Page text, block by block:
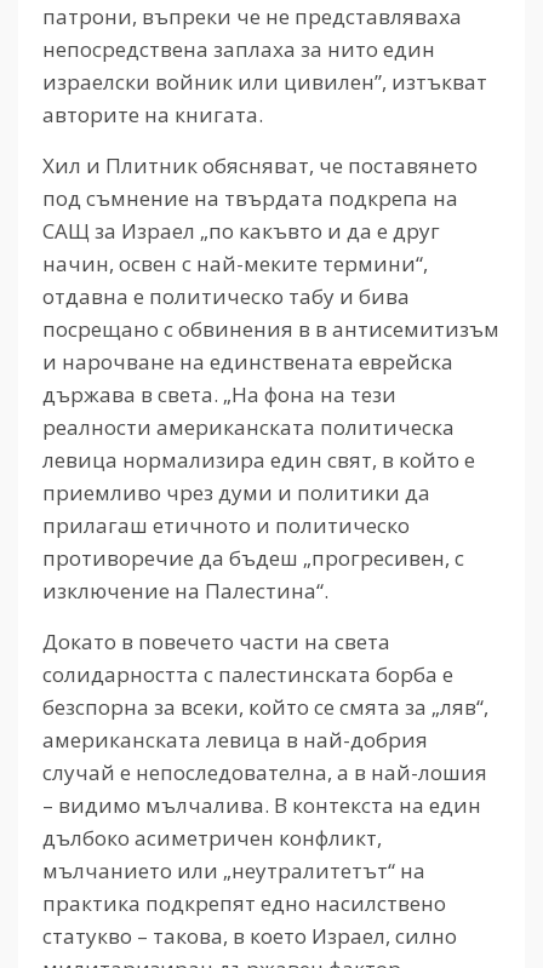
патрони, въпреки че не представляваха
непосредствена заплаха за нито един
израелски войник или цивилен”, изтъкват
авторите на книгата.
Хил и Плитник обясняват, че поставянето
под съмнение на твърдата подкрепа на
САЩ за Израел „по какъвто и да е друг
начин, освен с най-меките термини“,
отдавна е политическо табу и бива
посрещано с обвинения в в антисемитизъм
и нарочване на единствената еврейска
държава в света. „На фона на тези
реалности американската политическа
левица нормализира един свят, в който е
приемливо чрез думи и политики да
прилагаш етичното и политическо
противоречие да бъдеш „прогресивен, с
изключение на Палестина“.
Докато в повечето части на света
солидарността с палестинската борба е
безспорна за всеки, който се смята за „ляв“,
американската левица в най-добрия
случай е непоследователна, а в най-лошия
– видимо мълчалива. В контекста на един
дълбоко асиметричен конфликт,
мълчанието или „неутралитетът“ на
практика подкрепят едно насилствено
статукво – такова, в което Израел, силно